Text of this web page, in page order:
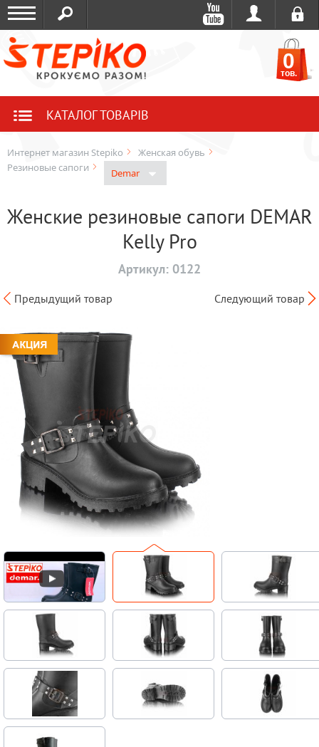
0
тов.
КАТАЛОГ ТОВАРІВ
Интернет магазин Stepiko
Женская обувь
Резиновые сапоги
Demar
Женские резиновые сапоги DEMAR
Kelly Pro
Артикул: 0122
Предыдущий товар Следующий товар